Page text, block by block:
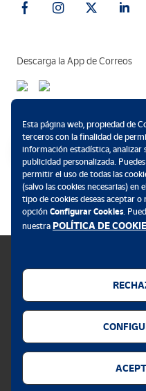
Descarga la App de Correos
Política de cookies
Privacidad web
Esta página web, propiedad de
terceros con la finalidad de
información estadística, analizar
publicidad personalizada.
permitir el uso de todas las
(salvo las cookies necesarias) en
tipo de cookies deseas aceptar o
opción Configurar Cookies.
nuestra POLÍTICA DE